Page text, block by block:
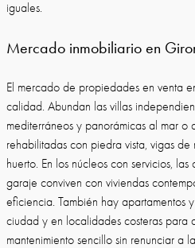
iguales.
Mercado inmobiliario en
El mercado de propiedades en venta
calidad. Abundan las villas
mediterráneos y panorámicas al mar o
rehabilitadas con piedra vista, vigas
huerto. En los núcleos con servicios,
garaje conviven con viviendas
eficiencia. También hay apartamentos
ciudad y en localidades costeras para
mantenimiento sencillo sin renunciar a